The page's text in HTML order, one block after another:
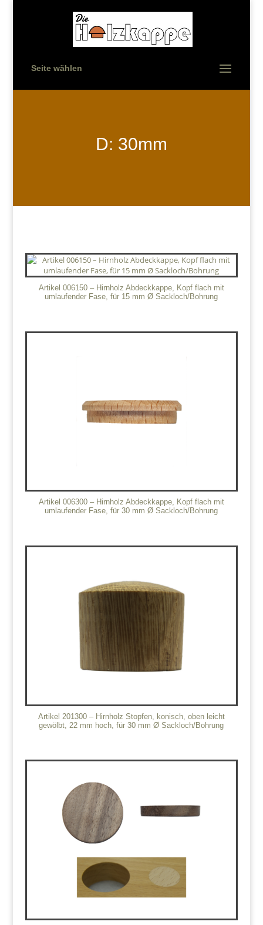
Seite wählen
D: 30mm
Artikel 006150 – Hirnholz Abdeckkappe, Kopf flach mit
umlaufender Fase, für 15 mm Ø Sackloch/Bohrung
Artikel 006300 – Hirnholz Abdeckkappe, Kopf flach mit
umlaufender Fase, für 30 mm Ø Sackloch/Bohrung
Artikel 201300 – Hirnholz Stopfen, konisch, oben leicht
gewölbt, 22 mm hoch, für 30 mm Ø Sackloch/Bohrung